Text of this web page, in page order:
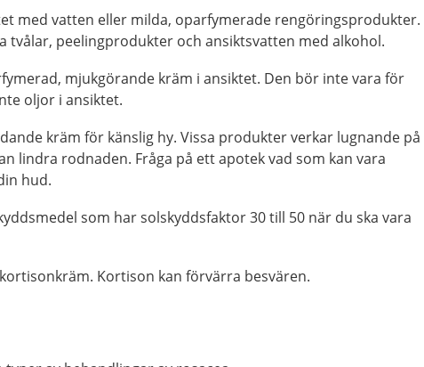
med vatten eller milda, oparfymerade rengöringsprodukter.
tvålar, peelingprodukter och ansiktsvatten med alkohol.
mjukgörande kräm i ansiktet. Den bör inte vara för
oljor i ansiktet.
kräm för känslig hy. Vissa produkter verkar lugnande på
lindra rodnaden. Fråga på ett apotek vad som kan vara
hud.
som har solskyddsfaktor 30 till 50 när du ska vara
Kortison kan förvärra besvären.